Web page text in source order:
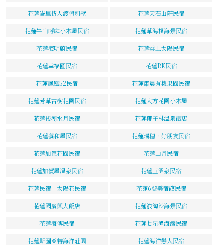
花蓮峇里情人渡假別墅 花蓮天石山莊民宿
花蓮牛山呼庭小木屋民宿 花蓮草海桐海景民宿
花蓮海明蔚民宿 花蓮雲上太陽民宿
花蓮幸福圓民宿 花蓮RK民宿
花蓮鳳凰52民宿 花蓮康晨有機果園民宿
花蓮芳草古樹花園民宿 花蓮大方花園小木屋
花蓮後湖水月民宿 花蓮椰子林溫泉飯店
花蓮養和屋民宿 花蓮瑞穗‧好朋友民宿
花蓮加家花園民宿 花蓮山月民宿
花蓮加賀屋溫泉民宿 花蓮玉溫泉民宿
花蓮民宿‧太陽花民宿 花蓮6號美宿館民宿
花蓮國廣興大飯店 花蓮浪淘沙海景民宿
花蓮海傳民宿 花蓮七星潭海灣民宿
花蓮斯圖亞特海洋莊園 花蓮海洋戀人民宿